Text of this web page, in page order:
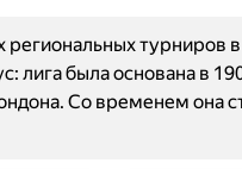
региональных турниров в
лига была основана в
Со временем она